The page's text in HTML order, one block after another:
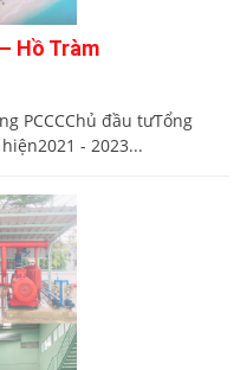
Hồ Tràm
PCCCChủ đầu tưTổng
- 2023...